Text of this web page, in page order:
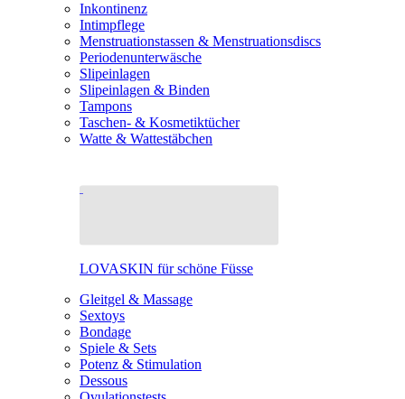
Inkontinenz
Intimpflege
Menstruationstassen & Menstruationsdiscs
Periodenunterwäsche
Slipeinlagen
Slipeinlagen & Binden
Tampons
Taschen- & Kosmetiktücher
Watte & Wattestäbchen
LOVASKIN für schöne Füsse
Gleitgel & Massage
Sextoys
Bondage
Spiele & Sets
Potenz & Stimulation
Dessous